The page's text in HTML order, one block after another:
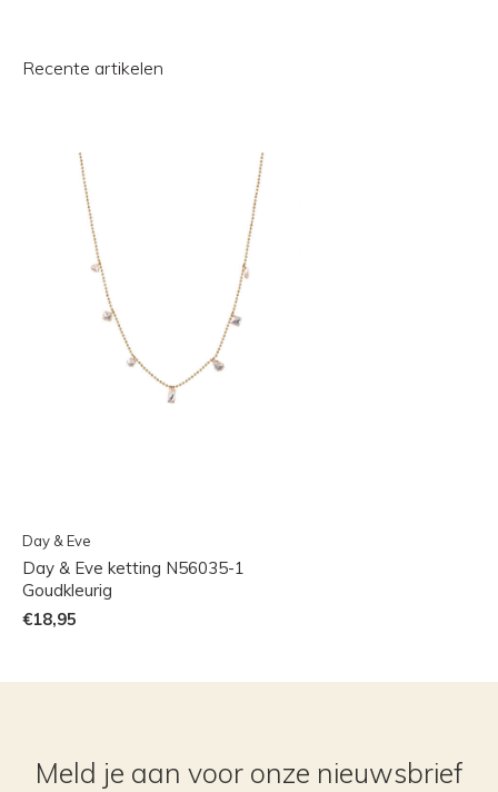
Recente artikelen
Day & Eve
Day & Eve ketting N56035-1
Goudkleurig
€18,95
Meld je aan voor onze nieuwsbrief